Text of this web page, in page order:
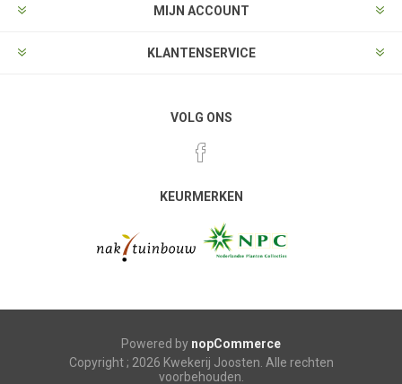
MIJN ACCOUNT
KLANTENSERVICE
VOLG ONS
KEURMERKEN
Powered by nopCommerce
Copyright ; 2026 Kwekerij Joosten. Alle rechten
voorbehouden.